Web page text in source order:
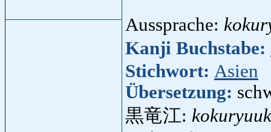
Aussprache:
Kanji Buchstabe:
Stichwort: Asien
Übersetzung:
黒竜江: